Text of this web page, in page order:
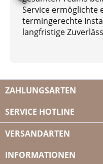
Service ermöglichte
termingerechte
langfristige
ZAHLUNGSARTEN
SERVICE HOTLINE
VERSANDARTEN
INFORMATIONEN